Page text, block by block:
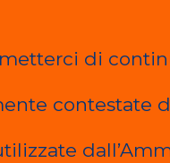
di
contestate